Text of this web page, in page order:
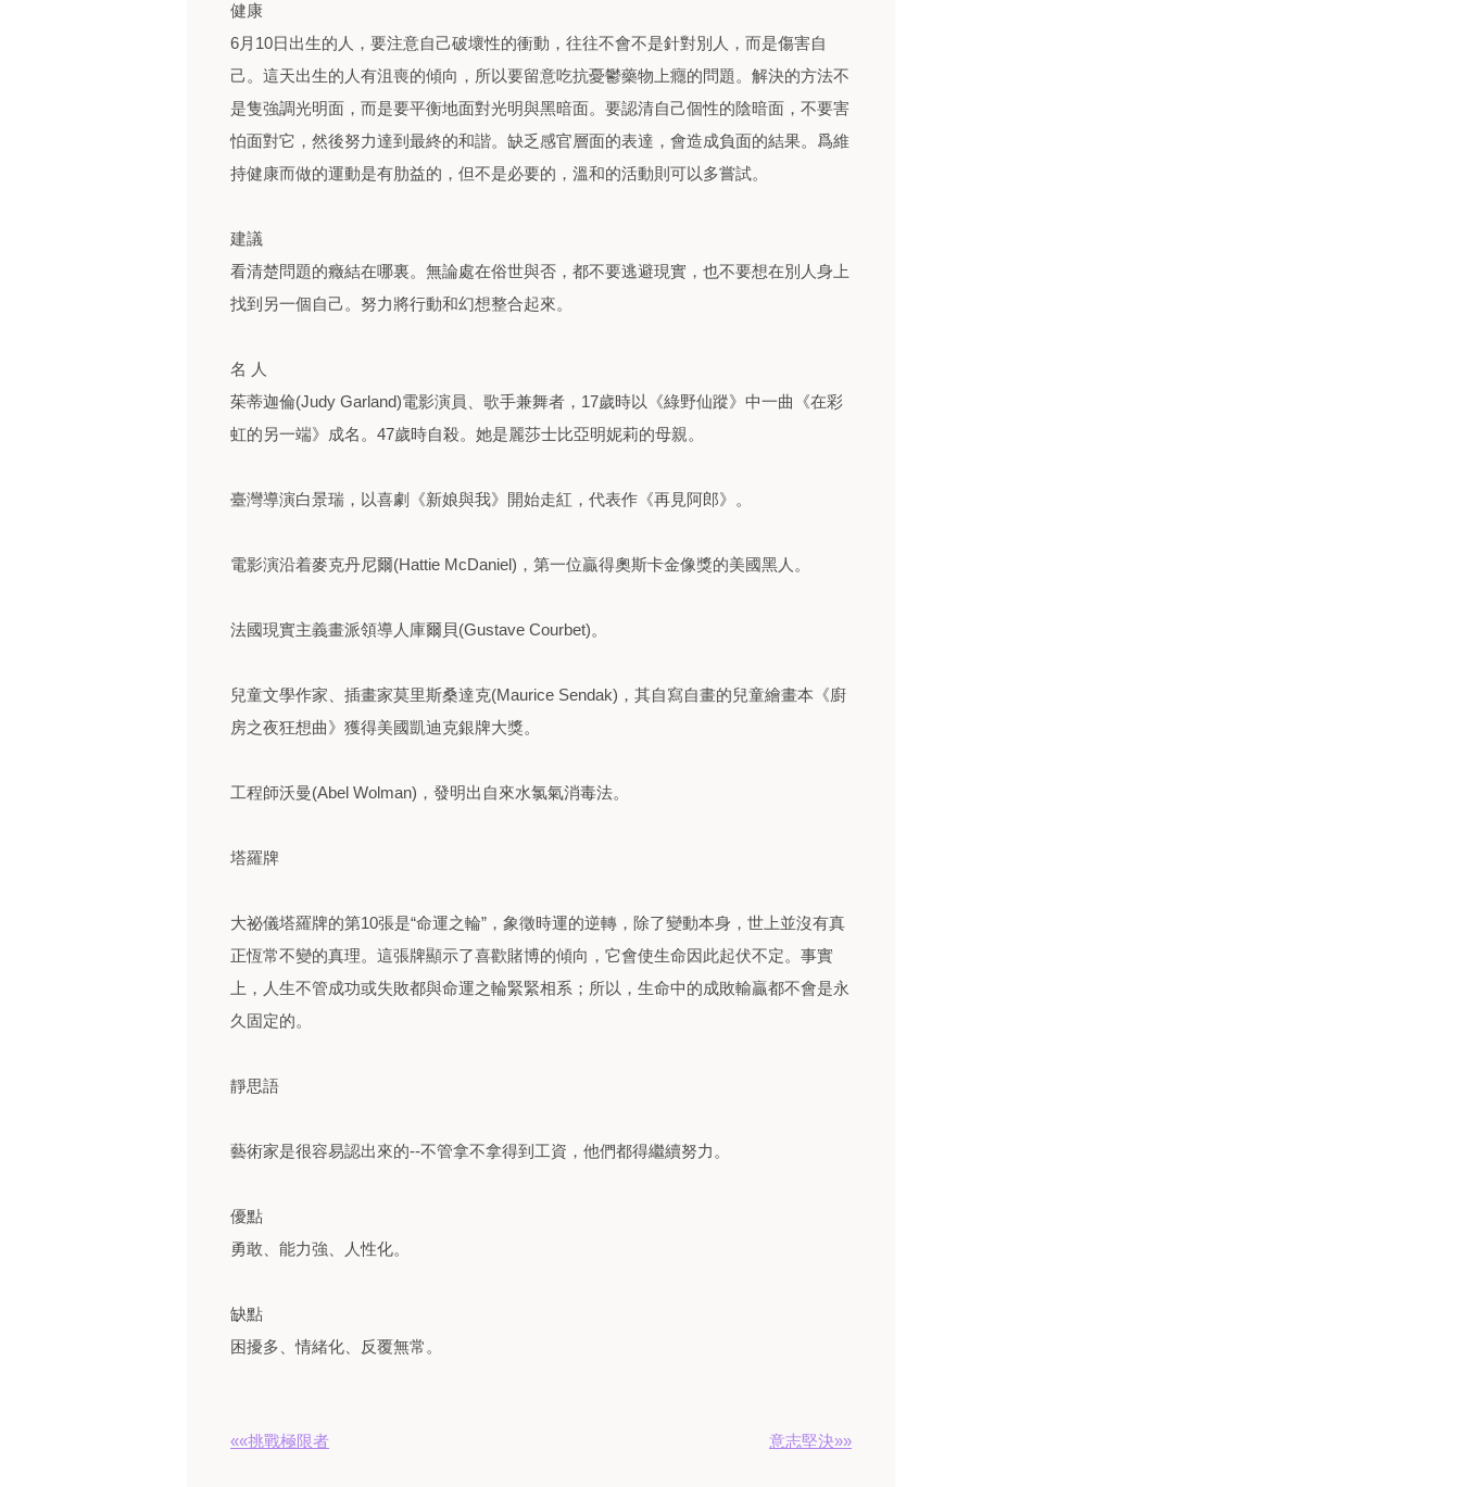
健康
6月10日出生的人，要注意自己破壞性的衝動，往往不會不是針對別人，而是傷害自
己。這天出生的人有沮喪的傾向，所以要留意吃抗憂鬱藥物上癮的問題。解決的方法不
是隻強調光明面，而是要平衡地面對光明與黑暗面。要認清自己個性的陰暗面，不要害
怕面對它，然後努力達到最終的和諧。缺乏感官層面的表達，會造成負面的結果。爲維
持健康而做的運動是有肋益的，但不是必要的，溫和的活動則可以多嘗試。
建議
看清楚問題的癥結在哪裏。無論處在俗世與否，都不要逃避現實，也不要想在別人身上
找到另一個自己。努力將行動和幻想整合起來。
名 人
茱蒂迦倫(Judy Garland)電影演員、歌手兼舞者，17歲時以《綠野仙蹤》中一曲《在彩
虹的另一端》成名。47歲時自殺。她是麗莎士比亞明妮莉的母親。
臺灣導演白景瑞，以喜劇《新娘與我》開始走紅，代表作《再見阿郎》。
電影演沿着麥克丹尼爾(Hattie McDaniel)，第一位贏得奧斯卡金像獎的美國黑人。
法國現實主義畫派領導人庫爾貝(Gustave Courbet)。
兒童文學作家、插畫家莫里斯桑達克(Maurice Sendak)，其自寫自畫的兒童繪畫本《廚
房之夜狂想曲》獲得美國凱迪克銀牌大獎。
工程師沃曼(Abel Wolman)，發明出自來水氯氣消毒法。
塔羅牌
大祕儀塔羅牌的第10張是“命運之輪”，象徵時運的逆轉，除了變動本身，世上並沒有真
正恆常不變的真理。這張牌顯示了喜歡賭博的傾向，它會使生命因此起伏不定。事實
上，人生不管成功或失敗都與命運之輪緊緊相系；所以，生命中的成敗輸贏都不會是永
久固定的。
靜思語
藝術家是很容易認出來的--不管拿不拿得到工資，他們都得繼續努力。
優點
勇敢、能力強、人性化。
缺點
困擾多、情緒化、反覆無常。
««挑戰極限者 意志堅決»»